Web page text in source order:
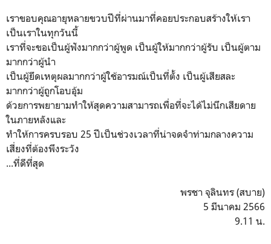
เราขอบคุณอายุหลายขวบปีที่ผ่านมาที่คอยประกอบสร้างให้เรา
เป็นเราในทุกวันนี้
เราที่จะขอเป็นผู้ฟังมากกว่าผู้พูด เป็นผู้ให้มากกว่าผู้รับ เป็นผู้ตาม
มากกว่าผู้นำ
เป็นผู้ยึดเหตุผลมากกว่าผู้ใช้อารมณ์เป็นที่ตั้ง เป็นผู้เสียสละ
มากกว่าผู้ถูกโอบอุ้ม
ด้วยการพยายามทำให้สุดความสามารถเพื่อที่จะได้ไม่นึกเสียดาย
ในภายหลังและ
ทำให้การครบรอบ 25 ปีเป็นช่วงเวลาที่น่าจดจำท่ามกลางความ
เสี่ยงที่ต้องพึงระวัง
...ที่ดีที่สุด
พรชา จุลินทร (สบาย)
5 มีนาคม 2566
9.11 น.